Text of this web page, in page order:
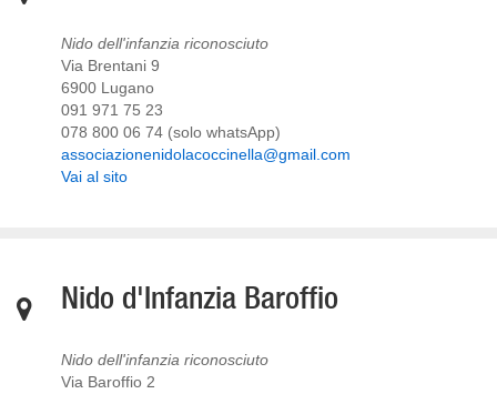
Nido dell'infanzia riconosciuto
Via Brentani 9
6900 Lugano
091 971 75 23
078 800 06 74 (solo whatsApp)
associazionenidolacoccinella@gmail.com
Vai al sito
Nido d'Infanzia Baroffio
Nido dell'infanzia riconosciuto
Via Baroffio 2